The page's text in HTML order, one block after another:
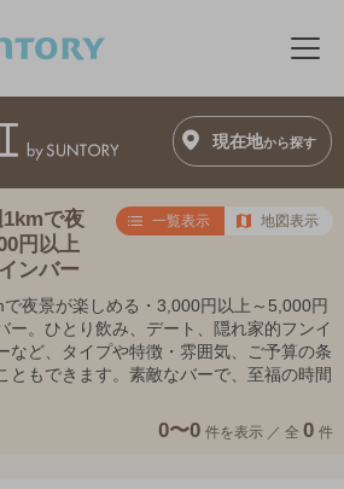
メ
現在地から探す
で夜
円以上
ンバー
一覧表示 地図表示
夜景が楽しめる・3,000円以上～5,000円
ー。ひとり飲み、デート、隠れ家的フンイ
など、タイプや特徴・雰囲気、ご予算の条
ともできます。素敵なバーで、至福の時間
0〜0 件を表示 ／ 全 0 件